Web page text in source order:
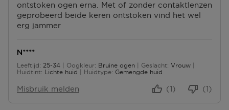
ontstoken ogen erna. Met of zonder contaktlenzen
geprobeerd beide keren ontstoken vind het wel
erg jammer
N
E
N
N
E
N
N
P
U
E
N
N****
Leeftijd
25 tot 3425-34 Oogkleur Bruine ogen Geslacht
Vrouw
Huidtint
Lichte huid Huidtype Gemengde huid
Misbruik melden (1)
(1)